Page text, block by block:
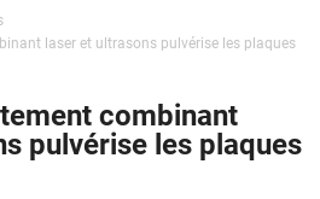
laser et ultrasons pulvérise les plaques
combinant
pulvérise les plaques